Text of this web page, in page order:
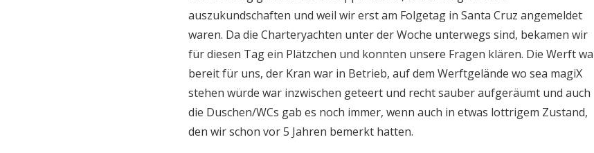
auszukundschaften und weil wir erst am Folgetag in Santa Cruz angemeldet
waren. Da die Charteryachten unter der Woche unterwegs sind, bekamen wir
für diesen Tag ein Plätzchen und konnten unsere Fragen klären. Die Werft
bereit für uns, der Kran war in Betrieb, auf dem Werftgelände wo sea magiX
stehen würde war inzwischen geteert und recht sauber aufgeräumt und auch
die Duschen/WCs gab es noch immer, wenn auch in etwas lottrigem Zustand,
den wir schon vor 5 Jahren bemerkt hatten.